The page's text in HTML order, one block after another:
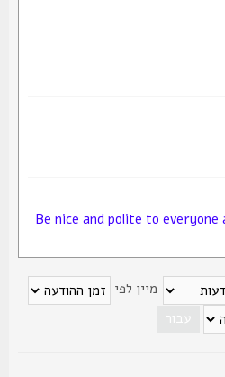
Be nice and polite to
מיין לפי